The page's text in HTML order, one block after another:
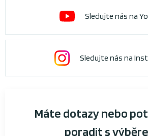
Máte dotazy nebo
poradit s
Sledujte nás na
Sledujte nás na